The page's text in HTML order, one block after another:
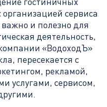
организацией сервиса
важно и полезно для
деятельность,
«ВодоходЪ»
пересекается с
рекламой,
услугами, сервисом,